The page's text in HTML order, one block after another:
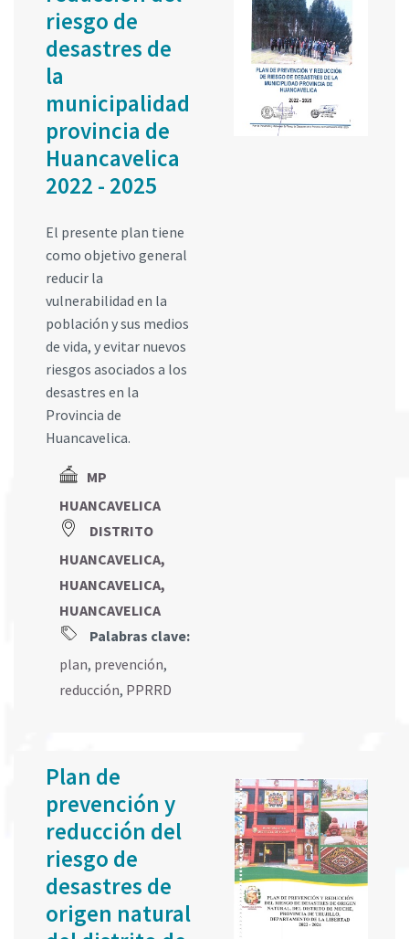
riesgo de
desastres de
la
municipalidad
provincia de
Huancavelica
2022 - 2025
El presente plan tiene
como objetivo general
reducir la
vulnerabilidad en la
población y sus medios
de vida, y evitar nuevos
riesgos asociados a los
desastres en la
Provincia de
Huancavelica.
MP
HUANCAVELICA
DISTRITO
HUANCAVELICA,
HUANCAVELICA,
HUANCAVELICA
Palabras clave:
plan, prevención,
reducción, PPRRD
Plan de
prevención y
reducción del
riesgo de
desastres de
origen natural